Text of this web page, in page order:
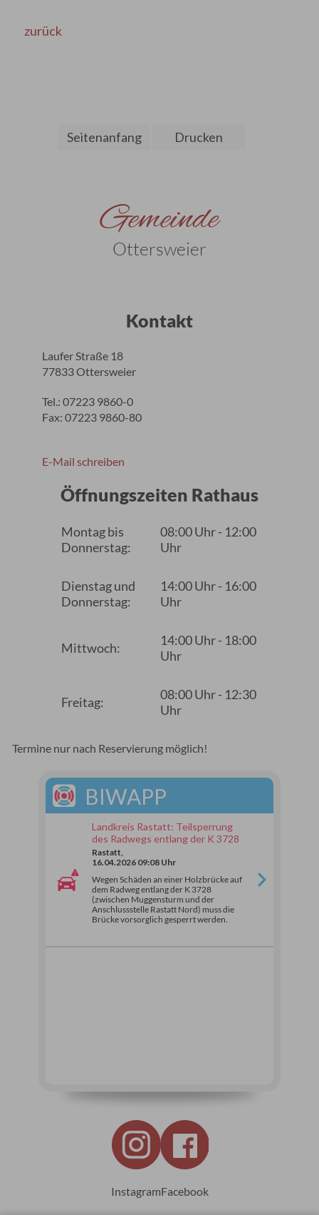
zurück
Seitenanfang Drucken
Gemeinde
Ottersweier
Kontakt
Laufer Straße 18
77833 Ottersweier
Tel.: 07223 9860-0
Fax: 07223 9860-80
E-Mail schreiben
Öffnungszeiten Rathaus
Montag bis
Donnerstag:
08:00 Uhr - 12:00
Uhr
Dienstag und
Donnerstag:
14:00 Uhr - 16:00
Uhr
Mittwoch:
14:00 Uhr - 18:00
Uhr
Freitag:
08:00 Uhr - 12:30
Uhr
Termine nur nach Reservierung möglich!
BIWAPP
Landkreis Rastatt: Teilsperrung
des Radwegs entlang der K 3728
Rastatt,
16.04.2026 09:08 Uhr
Wegen Schäden an einer Holzbrücke auf
dem Radweg entlang der K 3728
(zwischen Muggensturm und der
Anschlussstelle Rastatt Nord) muss die
Brücke vorsorglich gesperrt werden.
InstagramFacebook